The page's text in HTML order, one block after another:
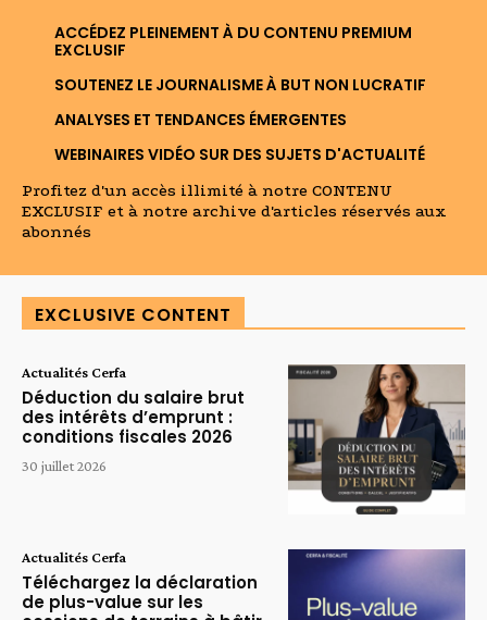
ACCÉDEZ PLEINEMENT À DU CONTENU PREMIUM
EXCLUSIF
SOUTENEZ LE JOURNALISME À BUT NON LUCRATIF
ANALYSES ET TENDANCES ÉMERGENTES
WEBINAIRES VIDÉO SUR DES SUJETS D'ACTUALITÉ
Profitez d'un accès illimité à notre CONTENU
EXCLUSIF et à notre archive d'articles réservés aux
abonnés
EXCLUSIVE CONTENT
Actualités Cerfa
Déduction du salaire brut
des intérêts d’emprunt :
conditions fiscales 2026
30 juillet 2026
Actualités Cerfa
Téléchargez la déclaration
de plus-value sur les